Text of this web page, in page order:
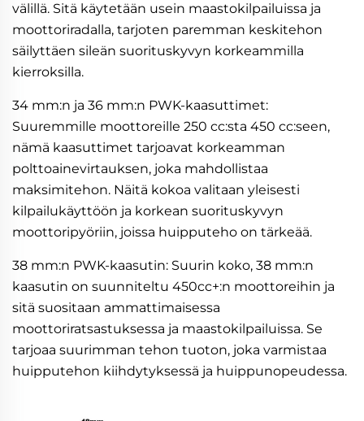
välillä. Sitä käytetään usein maastokilpailuissa ja
moottoriradalla, tarjoten paremman keskitehon
säilyttäen sileän suorituskyvyn korkeammilla
kierroksilla.
34 mm:n ja 36 mm:n PWK-kaasuttimet:
Suuremmille moottoreille 250 cc:sta 450 cc:seen,
nämä kaasuttimet tarjoavat korkeamman
polttoainevirtauksen, joka mahdollistaa
maksimitehon. Näitä kokoa valitaan yleisesti
kilpailukäyttöön ja korkean suorituskyvyn
moottoripyöriin, joissa huipputeho on tärkeää.
38 mm:n PWK-kaasutin: Suurin koko, 38 mm:n
kaasutin on suunniteltu 450cc+:n moottoreihin ja
sitä suositaan ammattimaisessa
moottoriratsastuksessa ja maastokilpailuissa. Se
tarjoaa suurimman tehon tuoton, joka varmistaa
huipputehon kiihdytyksessä ja huippunopeudessa.